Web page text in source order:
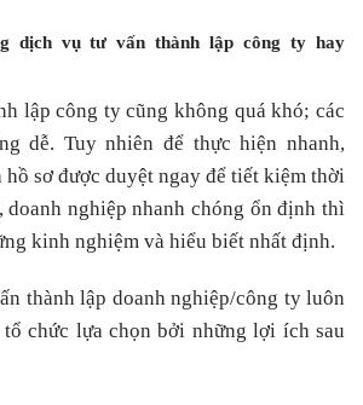
dịch vụ tư vấn thành lập công ty hay
lập công ty cũng không quá khó; các
dễ. Tuy nhiên để thực hiện nhanh,
sơ được duyệt ngay để tiết kiệm thời
nghiệp nhanh chóng ổn định thì
kinh nghiệm và hiểu biết nhất định.
thành lập doanh nghiệp/công ty luôn
tổ chức lựa chọn bởi những lợi ích sau